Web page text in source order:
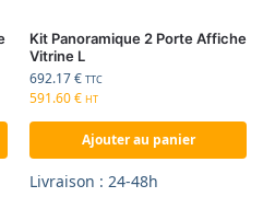
Kit Panoramique 2 Porte Affiche
Vitrine L
692.17€ TTC
591.60€ HT
Ajouter au panier
Livraison : 24-48h